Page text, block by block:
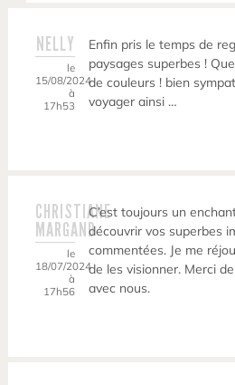
NELLY
le
15/08/2024
à
17h53
Enfin pris le temps de
paysages superbes !
de couleurs ! bien
voyager ainsi …
CHRISTIANE
MARGAND
le
18/07/2024
à
17h56
C’est toujours un
découvrir vos superbes
commentées. Je me
de les visionner. Merci
avec nous.